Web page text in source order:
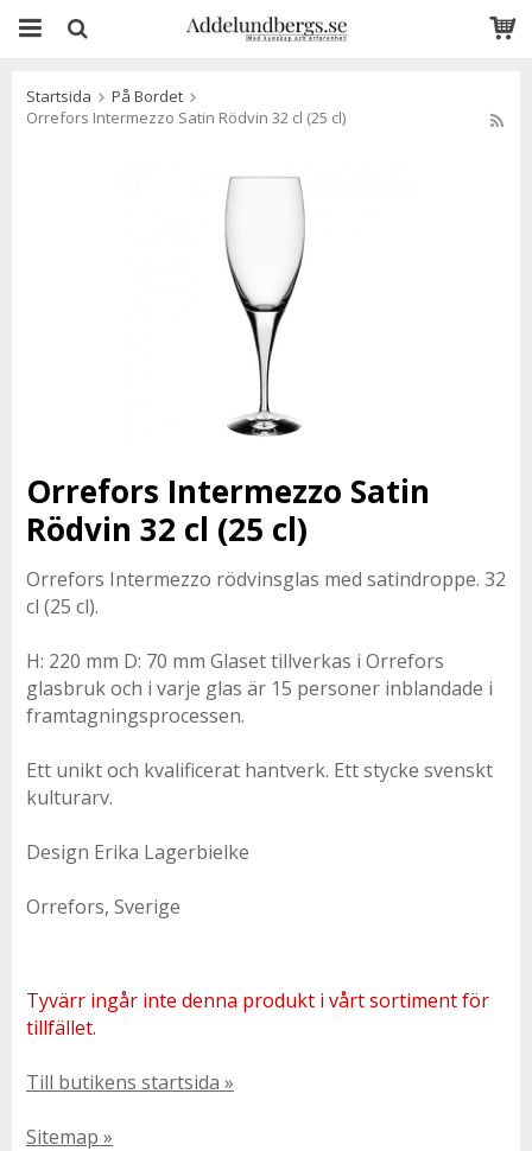
Startsida
På Bordet
Orrefors Intermezzo Satin Rödvin 32 cl (25 cl)
Orrefors Intermezzo Satin
Rödvin 32 cl (25 cl)
Orrefors Intermezzo rödvinsglas med satindroppe. 32
cl (25 cl).
H: 220 mm D: 70 mm Glaset tillverkas i Orrefors
glasbruk och i varje glas är 15 personer inblandade i
framtagningsprocessen.
Ett unikt och kvalificerat hantverk. Ett stycke svenskt
kulturarv.
Design Erika Lagerbielke
Orrefors, Sverige
Tyvärr ingår inte denna produkt i vårt sortiment för
tillfället.
Till butikens startsida »
Sitemap »